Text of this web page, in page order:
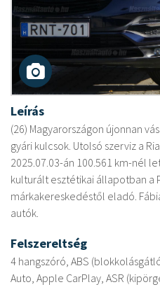
Leírás
(26) Magyarországon újonnan
gyári kulcsok. Utolsó szerviz a
2025.07.03-án 100.561 km-nél
kulturált esztétikai állapotban a
márkakereskedéstől eladó.
autók.
Felszereltség
4 hangszóró, ABS
Auto, Apple CarPlay, ASR